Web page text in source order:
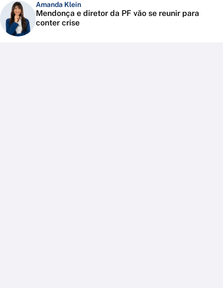
Amanda Klein
Mendonça e diretor da PF vão se reunir para
conter crise